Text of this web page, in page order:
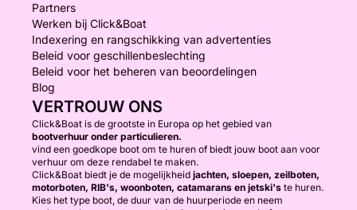
Partners
Werken bij Click&Boat
Indexering en rangschikking van advertenties
Beleid voor geschillenbeslechting
Beleid voor het beheren van beoordelingen
Blog
VERTROUW ONS
Click&Boat is de grootste in Europa op het gebied van
bootverhuur onder particulieren.
vind een goedkope boot om te huren of biedt jouw boot aan voor
verhuur om deze rendabel te maken.
Click&Boat biedt je de mogelijkheid jachten, sloepen, zeilboten,
motorboten, RIB's, woonboten, catamarans en jetski's te huren.
Kies het type boot, de duur van de huurperiode en neem